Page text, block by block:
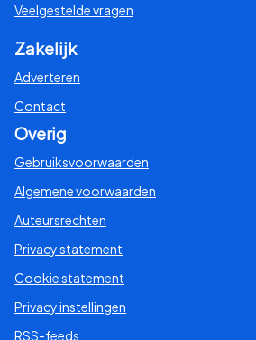
Veelgestelde vragen
Zakelijk
Adverteren
Contact
Overig
Gebruiksvoorwaarden
Algemene voorwaarden
Auteursrechten
Privacy statement
Cookie statement
Privacy instellingen
RSS-feeds